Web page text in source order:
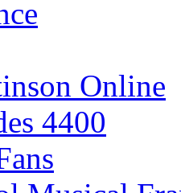
Online
4400